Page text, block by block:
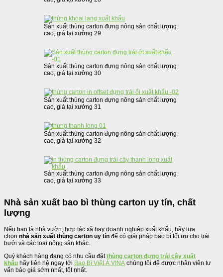
Sản xuất thùng carton đựng nông sản chất lượng
cao, giá tại xưởng 29
Sản xuất thùng carton đựng nông sản chất lượng
cao, giá tại xưởng 30
Sản xuất thùng carton đựng nông sản chất lượng
cao, giá tại xưởng 31
Sản xuất thùng carton đựng nông sản chất lượng
cao, giá tại xưởng 32
Sản xuất thùng carton đựng nông sản chất lượng
cao, giá tại xưởng 33
Nhà sản xuất bao bì thùng carton uy tín, chất
lượng
Nếu bạn là nhà vườn, hợp tác xã hay doanh nghiệp xuất khẩu, hãy lựa
chọn nhà sản xuất thùng carton uy tín để có giải pháp bao bì tối ưu cho trái
bưởi và các loại nông sản khác.
Quý khách hàng đang có nhu cầu đặtthùng carton đựng trái cây xuất
khẩu hãy liên hệ ngay tới Bao Bì Việt Á VINA chúng tôi để được nhân viên tư
vấn báo giá sớm nhất, tốt nhất.